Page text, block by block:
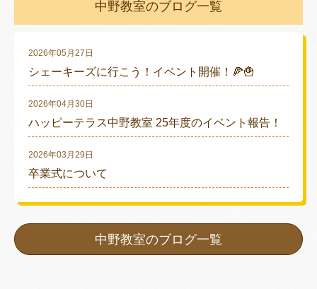
中野教室のブログ一覧
2026年05月27日
シェーキーズに行こう！イベント開催！🍕🍟
2026年04月30日
ハッピーテラス中野教室 25年度のイベント報告！
2026年03月29日
卒業式について
中野教室のブログ一覧